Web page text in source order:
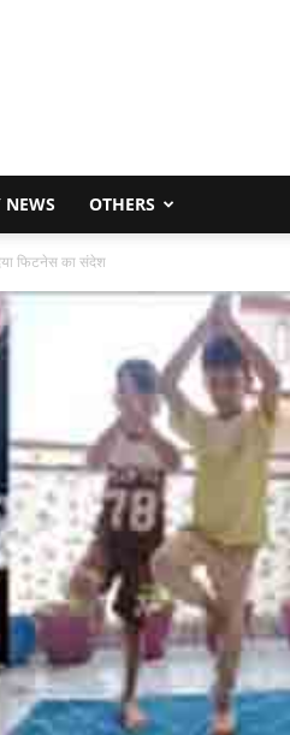
NEWS OTHERS
फिटनेस का संदेश